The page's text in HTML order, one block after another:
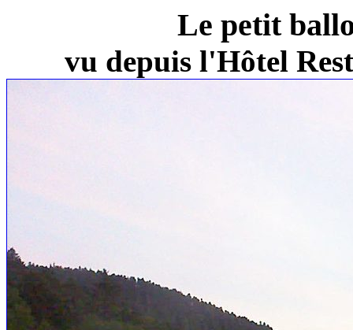
Le petit
vu depuis l'Hôtel